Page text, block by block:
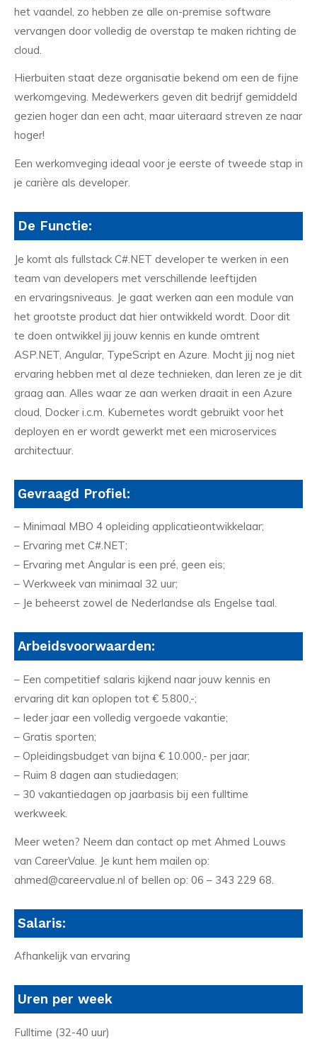
het vaandel, zo hebben ze alle on-premise software
vervangen door volledig de overstap te maken richting de
cloud.
Hierbuiten staat deze organisatie bekend om een de fijne
werkomgeving. Medewerkers geven dit bedrijf gemiddeld
gezien hoger dan een acht, maar uiteraard streven ze naar
hoger!
Een werkomveging ideaal voor je eerste of tweede stap in
je carière als developer.
De Functie:
Je komt als fullstack C#.NET developer te werken in een
team van developers met verschillende leeftijden
en ervaringsniveaus. Je gaat werken aan een module van
het grootste product dat hier ontwikkeld wordt. Door dit
te doen ontwikkel jij jouw kennis en kunde omtrent
ASP.NET, Angular, TypeScript en Azure. Mocht jij nog niet
ervaring hebben met al deze technieken, dan leren ze je dit
graag aan. Alles waar ze aan werken draait in een Azure
cloud, Docker i.c.m. Kubernetes wordt gebruikt voor het
deployen en er wordt gewerkt met een microservices
architectuur.
Gevraagd Profiel:
– Minimaal MBO 4 opleiding applicatieontwikkelaar;
– Ervaring met C#.NET;
– Ervaring met Angular is een pré, geen eis;
– Werkweek van minimaal 32 uur;
– Je beheerst zowel de Nederlandse als Engelse taal.
Arbeidsvoorwaarden:
– Een competitief salaris kijkend naar jouw kennis en
ervaring dit kan oplopen tot € 5.800,-;
– Ieder jaar een volledig vergoede vakantie;
– Gratis sporten;
– Opleidingsbudget van bijna € 10.000,- per jaar;
– Ruim 8 dagen aan studiedagen;
– 30 vakantiedagen op jaarbasis bij een fulltime
werkweek.
Meer weten? Neem dan contact op met Ahmed Louws
van CareerValue. Je kunt hem mailen op:
ahmed@careervalue.nl of bellen op: 06 – 343 229 68.
Salaris:
Afhankelijk van ervaring
Uren per week
Fulltime (32-40 uur)